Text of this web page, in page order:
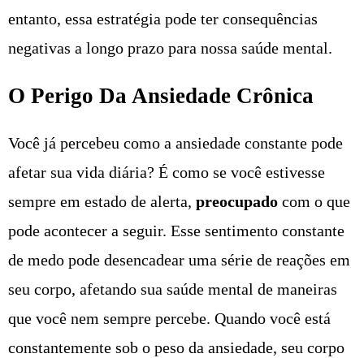
entanto, essa estratégia pode ter consequências
negativas a longo prazo para nossa saúde mental.
O Perigo Da Ansiedade Crônica
Você já percebeu como a ansiedade constante pode
afetar sua vida diária? É como se você estivesse
sempre em estado de alerta, preocupado com o que
pode acontecer a seguir. Esse sentimento constante
de medo pode desencadear uma série de reações em
seu corpo, afetando sua saúde mental de maneiras
que você nem sempre percebe. Quando você está
constantemente sob o peso da ansiedade, seu corpo